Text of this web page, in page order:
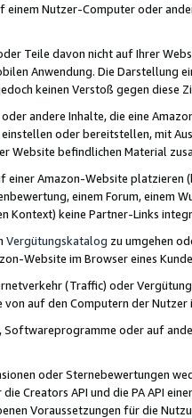
Nutzer-Computer oder
Teile davon nicht auf Ihrer
Anwendung. Die Darstellung
keinen Verstoß gegen diese
andere Inhalte, die eine
oder bereitstellen, mit
Website befindlichen Material
einer Amazon-Website
einem Forum, einem
Kontext) keine Partner-Links
Vergütungskatalog zu umgehen
Website im Browser eines
(Traffic) oder
von auf den Computern der
Softwareprogramme oder auf
oder Sternebewertungen
die Creators API und die PA API
Voraussetzungen für die